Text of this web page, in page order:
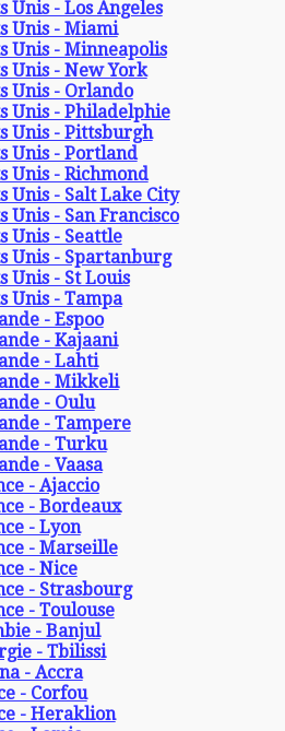
Unis - Los Angeles
Unis - Miami
Unis - Minneapolis
Unis - New York
Unis - Orlando
Unis - Philadelphie
Unis - Pittsburgh
Unis - Portland
Unis - Richmond
Unis - Salt Lake City
Unis - San Francisco
Unis - Seattle
Unis - Spartanburg
Unis - St Louis
Unis - Tampa
- Espoo
- Kajaani
- Lahti
- Mikkeli
- Oulu
- Tampere
- Turku
- Vaasa
- Ajaccio
- Bordeaux
- Lyon
- Marseille
- Nice
- Strasbourg
- Toulouse
- Banjul
- Tbilissi
- Accra
- Corfou
- Heraklion